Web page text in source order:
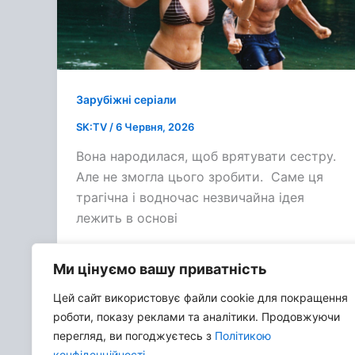
Ми цінуємо вашу приватність
Цей сайт використовує файли cookie для покращення
роботи, показу реклами та аналітики. Продовжуючи
перегляд, ви погоджуєтесь з Політикою
Зарубіжні серіали
SK:TV /6 Червня, 2026
Вона народилася, щоб врятувати сестру.
Але не змогла цього зробити. Саме ця
трагічна і водночас незвичайна ідея
лежить в основі